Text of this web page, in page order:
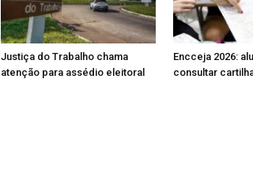
Justiça do Trabalho chama
atenção para assédio eleitoral
Encceja 2026:
consultar